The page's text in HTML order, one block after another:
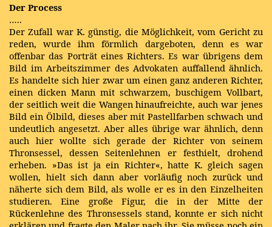
Der Process
…..
Der Zufall war K. günstig, die Möglichkeit, vom Gericht zu
reden, wurde ihm förmlich dargeboten, denn es war
offenbar das Porträt eines Richters. Es war übrigens dem
Bild im Arbeitszimmer des Advokaten auffallend ähnlich.
Es handelte sich hier zwar um einen ganz anderen Richter,
einen dicken Mann mit schwarzem, buschigem Vollbart,
der seitlich weit die Wangen hinaufreichte, auch war jenes
Bild ein Ölbild, dieses aber mit Pastellfarben schwach und
undeutlich angesetzt. Aber alles übrige war ähnlich, denn
auch hier wollte sich gerade der Richter von seinem
Thronsessel, dessen Seitenlehnen er festhielt, drohend
erheben. »Das ist ja ein Richter«, hatte K. gleich sagen
wollen, hielt sich dann aber vorläufig noch zurück und
näherte sich dem Bild, als wolle er es in den Einzelheiten
studieren. Eine große Figur, die in der Mitte der
Rückenlehne des Thronsessels stand, konnte er sich nicht